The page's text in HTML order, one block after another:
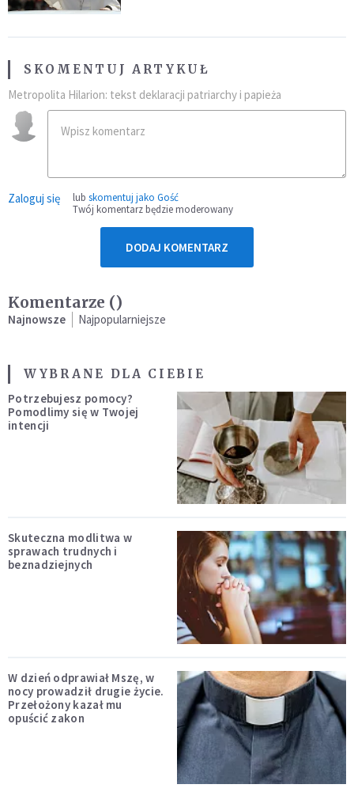
SKOMENTUJ ARTYKUŁ
Metropolita Hilarion: tekst deklaracji patriarchy i papieża
Zaloguj się lub skomentuj jako Gość
Twój komentarz będzie moderowany
DODAJ KOMENTARZ
Komentarze ()
Najnowsze Najpopularniejsze
WYBRANE DLA CIEBIE
Potrzebujesz pomocy?
Pomodlimy się w Twojej
intencji
Skuteczna modlitwa w
sprawach trudnych i
beznadziejnych
W dzień odprawiał Mszę, w
nocy prowadził drugie życie.
Przełożony kazał mu
opuścić zakon